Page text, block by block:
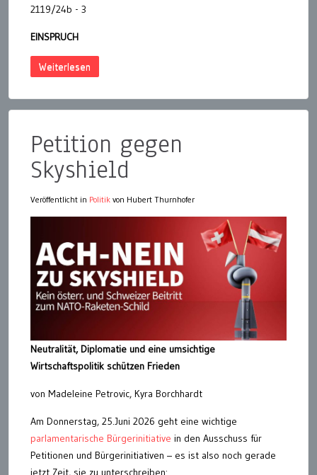
2119/24b - 3
EINSPRUCH
Weiterlesen
Petition gegen
Skyshield
Veröffentlicht in Politik von Hubert Thurnhofer
Neutralität, Diplomatie und eine umsichtige
Wirtschaftspolitik schützen Frieden
von Madeleine Petrovic, Kyra Borchhardt
Am Donnerstag, 25.Juni 2026 geht eine wichtige
parlamentarische Bürgerinitiative in den Ausschuss für
Petitionen und Bürgerinitiativen – es ist also noch gerade